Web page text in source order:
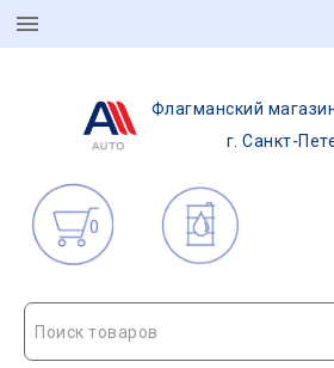
Флагманский
г. Санкт-
0
Поиск товаров